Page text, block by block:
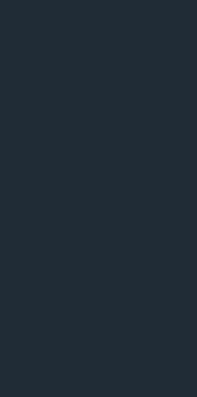
prezent jako sposób na
w stosunku do drugiej osoby.
motywy obrazów do
zdecydujesz? “Morze i
“W białej sukni pod
“Wewnętrzna moc” - nieco
naprawdę szeroki przekrój,